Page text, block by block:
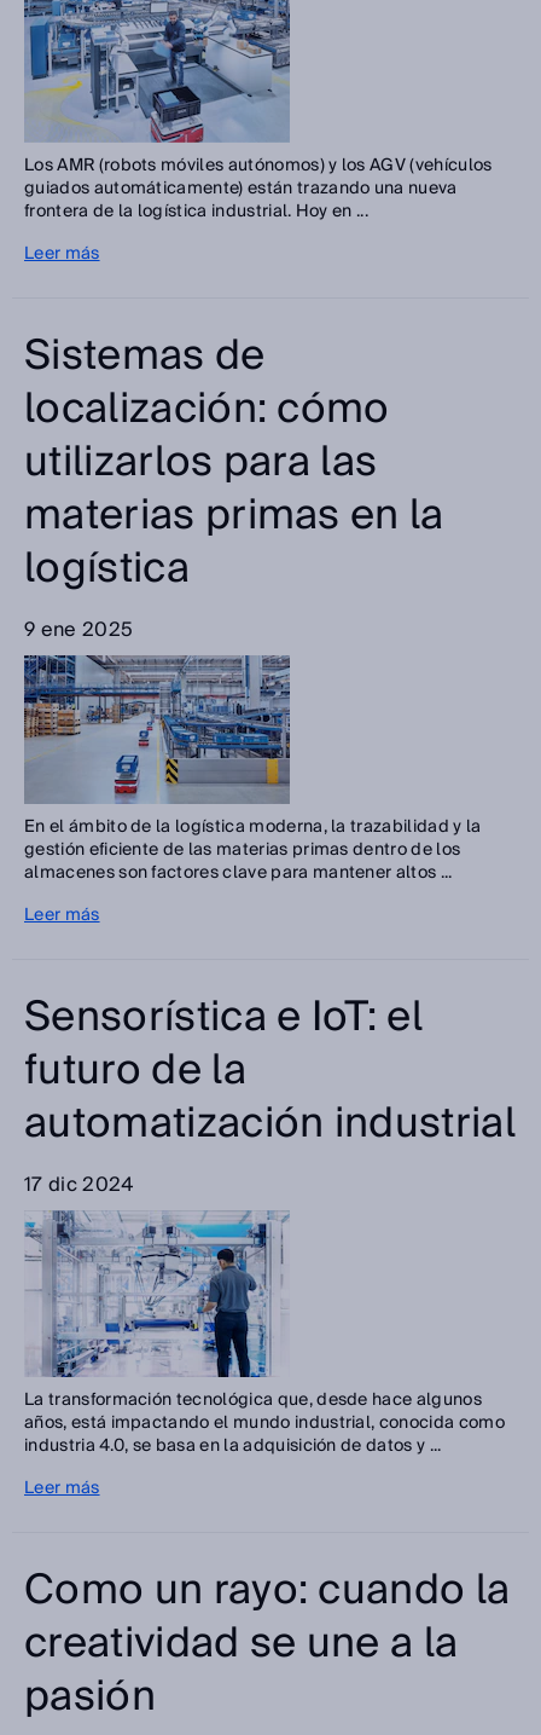
Los AMR (robots móviles autónomos) y los AGV (vehículos
guiados automáticamente) están trazando una nueva
frontera de la logística industrial. Hoy en ...
Leer más
Sistemas de
localización: cómo
utilizarlos para las
materias primas en la
logística
9 ene 2025
En el ámbito de la logística moderna, la trazabilidad y la
gestión eficiente de las materias primas dentro de los
almacenes son factores clave para mantener altos ...
Leer más
Sensorística e IoT: el
futuro de la
automatización industrial
17 dic 2024
La transformación tecnológica que, desde hace algunos
años, está impactando el mundo industrial, conocida como
industria 4.0, se basa en la adquisición de datos y ...
Leer más
Como un rayo: cuando la
creatividad se une a la
pasión